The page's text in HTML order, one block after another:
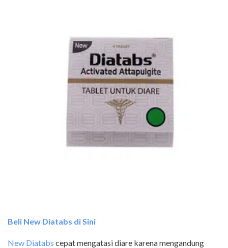
Beli New Diatabs di Sini
New Diatabs cepat mengatasi diare karena mengandung